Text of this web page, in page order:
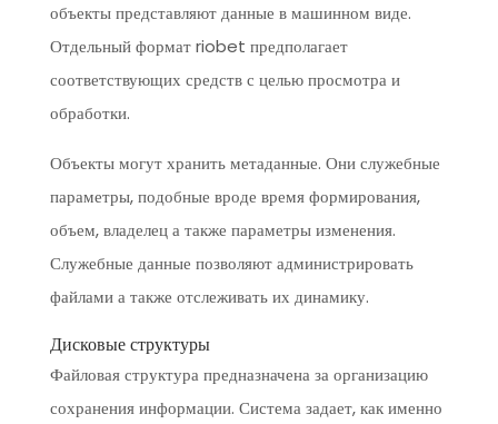
объекты представляют данные в машинном виде.
Отдельный формат riobet предполагает
соответствующих средств с целью просмотра и
обработки.
Объекты могут хранить метаданные. Они служебные
параметры, подобные вроде время формирования,
объем, владелец а также параметры изменения.
Служебные данные позволяют администрировать
файлами а также отслеживать их динамику.
Дисковые структуры
Файловая структура предназначена за организацию
сохранения информации. Система задает, как именно